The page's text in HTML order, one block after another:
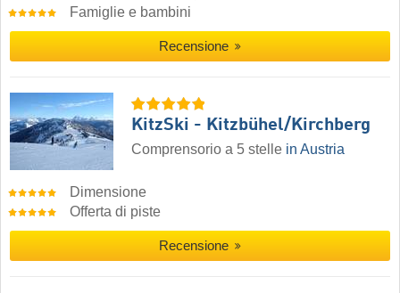
Famiglie e bambini
Recensione
KitzSki - Kitzbühel/​Kirchberg
Comprensorio a 5 stelle in Austria
Dimensione
Offerta di piste
Recensione